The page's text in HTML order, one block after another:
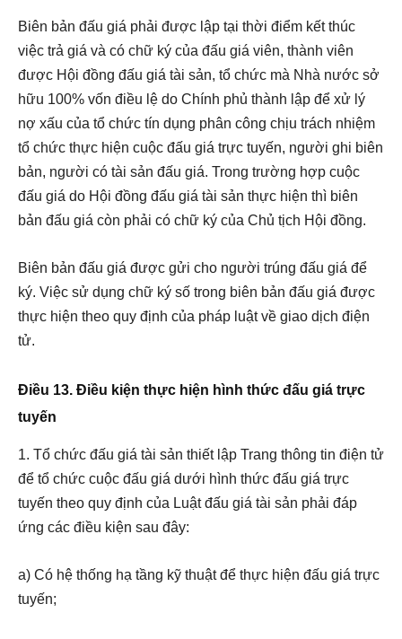
Biên bản đấu giá phải được lập tại thời điểm kết thúc
việc trả giá và có chữ ký của đấu giá viên, thành viên
được Hội đồng đấu giá tài sản, tổ chức mà Nhà nước sở
hữu 100% vốn điều lệ do Chính phủ thành lập để xử lý
nợ xấu của tổ chức tín dụng phân công chịu trách nhiệm
tổ chức thực hiện cuộc đấu giá trực tuyến, người ghi biên
bản, người có tài sản đấu giá. Trong trường hợp cuộc
đấu giá do Hội đồng đấu giá tài sản thực hiện thì biên
bản đấu giá còn phải có chữ ký của Chủ tịch Hội đồng.
Biên bản đấu giá được gửi cho người trúng đấu giá để
ký. Việc sử dụng chữ ký số trong biên bản đấu giá được
thực hiện theo quy định của pháp luật về giao dịch điện
tử.
Điều 13. Điều kiện thực hiện hình thức đấu giá trực
tuyến
1. Tổ chức đấu giá tài sản thiết lập Trang thông tin điện tử
để tổ chức cuộc đấu giá dưới hình thức đấu giá trực
tuyến theo quy định của Luật đấu giá tài sản phải đáp
ứng các điều kiện sau đây:
a) Có hệ thống hạ tầng kỹ thuật để thực hiện đấu giá trực
tuyến;